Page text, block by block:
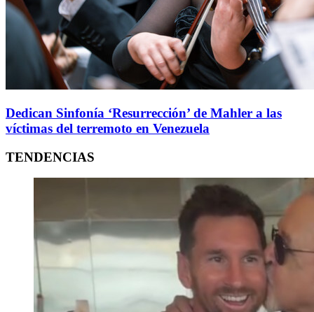
Dedican Sinfonía ‘Resurrección’ de Mahler a las
víctimas del terremoto en Venezuela
TENDENCIAS